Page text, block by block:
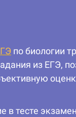
по биологии
из ЕГЭ,
в тесте